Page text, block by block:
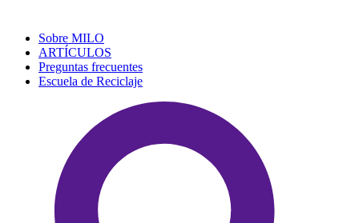
Sobre MILO
ARTÍCULOS
Preguntas frecuentes
Escuela de Reciclaje